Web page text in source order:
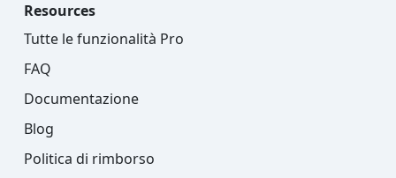
Resources
Tutte le funzionalità Pro
FAQ
Documentazione
Blog
Politica di rimborso